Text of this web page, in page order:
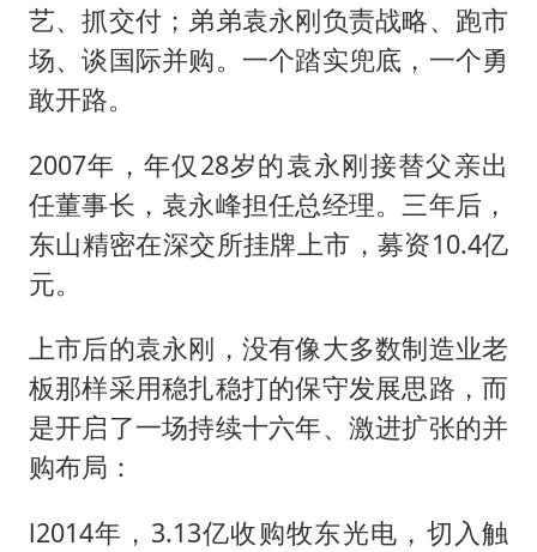
艺、抓交付；弟弟袁永刚负责战略、跑市
场、谈国际并购。一个踏实兜底，一个勇
敢开路。
2007年，年仅28岁的袁永刚接替父亲出
任董事长，袁永峰担任总经理。三年后，
东山精密在深交所挂牌上市，募资10.4亿
元。
上市后的袁永刚，没有像大多数制造业老
板那样采用稳扎稳打的保守发展思路，而
是开启了一场持续十六年、激进扩张的并
购布局：
l2014年，3.13亿收购牧东光电，切入触